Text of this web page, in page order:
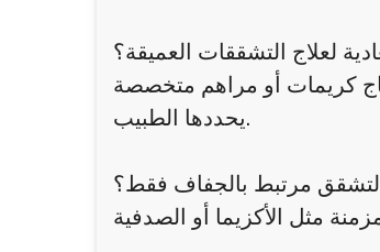
لعلاج التشققات العميقة؟
كريمات أو مراهم متخصصة
يحددها الطبيب.
مرتبط بالجفاف فقط؟